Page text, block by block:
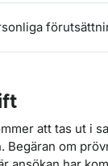
att tas ut i
Begäran om